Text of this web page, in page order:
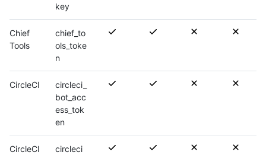
key
Chief
Tools
chief_to
ols_toke
n
CircleCI
circleci_
bot_acc
ess_tok
en
CircleCI
circleci